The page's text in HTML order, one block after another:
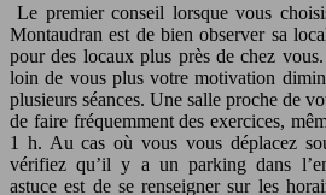
Le premier conseil lorsque vous
Montaudran est de bien observer sa
pour des locaux plus près de chez
loin de vous plus votre motivation
plusieurs séances. Une salle proche de
de faire fréquemment des exercices,
1 h. Au cas où vous vous déplacez
vérifiez qu’il y a un parking dans
astuce est de se renseigner sur les